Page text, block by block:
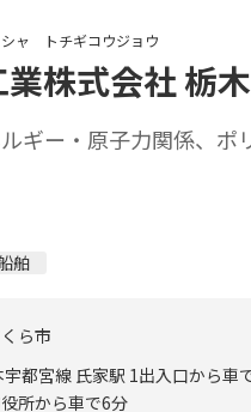
シャ トチギコウジョウ
株式会社 栃
ギー・原子力関係、
舶
ら市
都宮線 氏家駅 1出入口から車
所から車で6分